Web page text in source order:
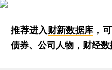
推荐进入财新数据库 ，
债券、公司人物，财经数